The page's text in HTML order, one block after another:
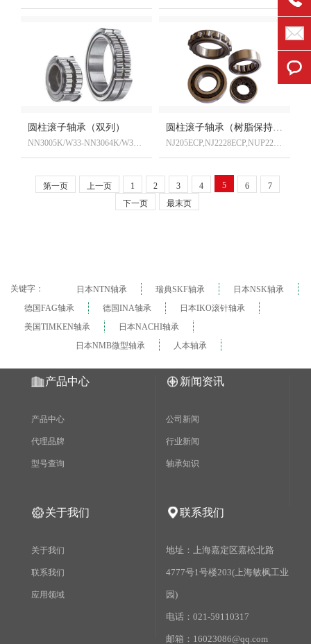
圆柱滚子轴承（双列）
NN3005K/W33-NN3064K/W33,NN3010KTN,NN3020K/W33P4,NN3011KTN/W33P5
圆柱滚子轴承（树脂保持器）
NJ205ECP,NJ2228ECP,NUP2216ECP,N2328ECP,NNU2236ECP,N407ECP,NU418ECP,RNU310ECP
第一页 上一页 1 2 3 4 5 6
7
下一页
最末页
关键字： 日本NTN轴承 瑞典SKF轴承
日本NSK轴承
德国FAG轴承
德国INA轴承
日本IKO滚针轴承
美国TIMKEN轴承
日本NACHI轴承
日本NMB微型轴承
人本轴承
产品中心
产品中心
代理品牌
型号查询
新闻资讯
公司新闻
行业新闻
轴承知识
关于我们
关于我们
联系我们
应用领域
联系我们
地址：上海嘉定区嘉松北路
4777号1号楼203(上海敏枫工业
园)
电话：021-59110317
邮箱：16023086@qq.com